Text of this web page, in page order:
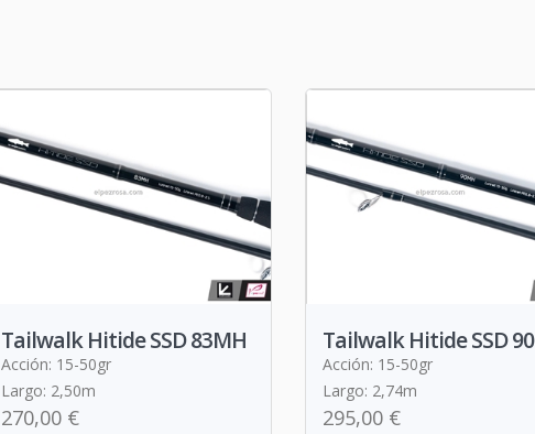
Tailwalk Hitide SSD 83MH
Acción: 15-50gr
Largo: 2,50m
270,00 €
Tailwalk Hitide SSD
Acción: 15-50gr
Largo: 2,74m
295,00 €